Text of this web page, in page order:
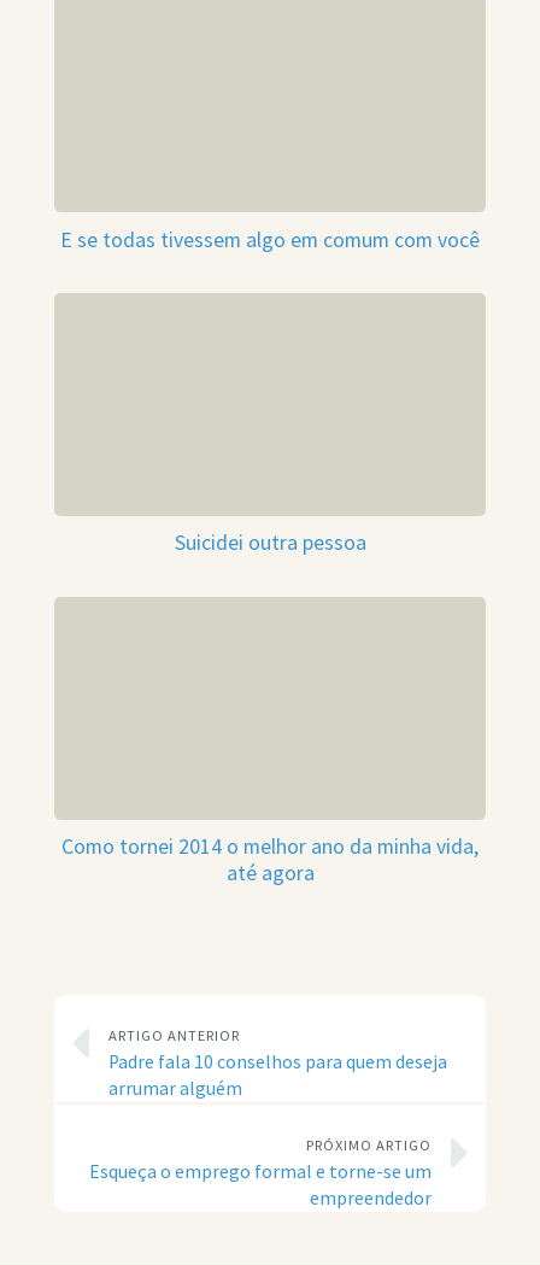
E se todas tivessem algo em comum com você
Suicidei outra pessoa
Como tornei 2014 o melhor ano da minha vida,
até agora
ARTIGO ANTERIOR
Padre fala 10 conselhos para quem deseja
arrumar alguém
PRÓXIMO ARTIGO
Esqueça o emprego formal e torne-se um
empreendedor